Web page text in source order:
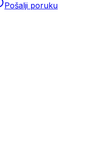
Pošalji poruku